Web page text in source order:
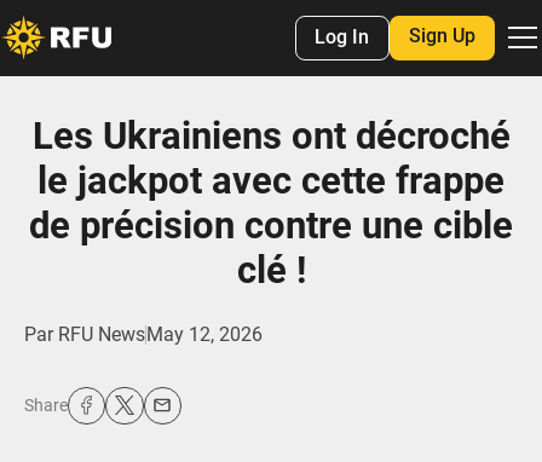
Log In Sign Up
Les Ukrainiens ont décroché
le jackpot avec cette frappe
de précision contre une cible
clé !
Par RFU NewsMay 12, 2026
Share